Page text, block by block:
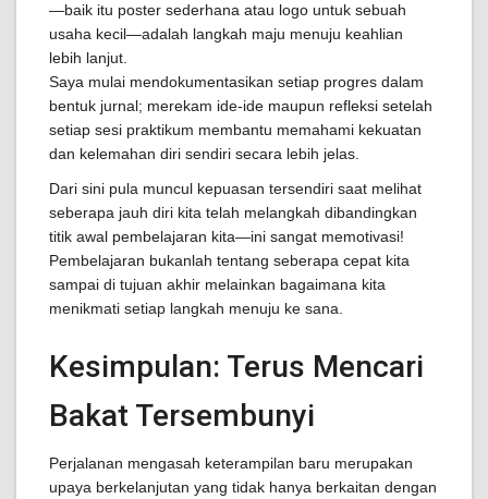
—baik itu poster sederhana atau logo untuk sebuah
usaha kecil—adalah langkah maju menuju keahlian
lebih lanjut.
Saya mulai mendokumentasikan setiap progres dalam
bentuk jurnal; merekam ide-ide maupun refleksi setelah
setiap sesi praktikum membantu memahami kekuatan
dan kelemahan diri sendiri secara lebih jelas.
Dari sini pula muncul kepuasan tersendiri saat melihat
seberapa jauh diri kita telah melangkah dibandingkan
titik awal pembelajaran kita—ini sangat memotivasi!
Pembelajaran bukanlah tentang seberapa cepat kita
sampai di tujuan akhir melainkan bagaimana kita
menikmati setiap langkah menuju ke sana.
Kesimpulan: Terus Mencari
Bakat Tersembunyi
Perjalanan mengasah keterampilan baru merupakan
upaya berkelanjutan yang tidak hanya berkaitan dengan